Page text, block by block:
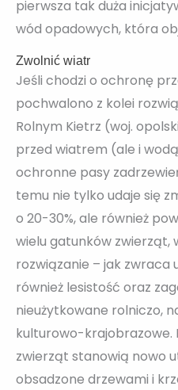
pierwsza tak duża
wód opadowych, która
Zwolnić wiatr
Jeśli chodzi o ochronę
pochwalono z kolei
Rolnym Kietrz (woj.
przed wiatrem (ale i
ochronne pasy
temu nie tylko udaje się
o 20-30%, ale również
wielu gatunków zwierząt,
rozwiązanie – jak zwraca
również lesistość oraz
nieużytkowane rolniczo,
kulturowo-krajobrazowe.
zwierząt stanowią nowo
obsadzone drzewami i